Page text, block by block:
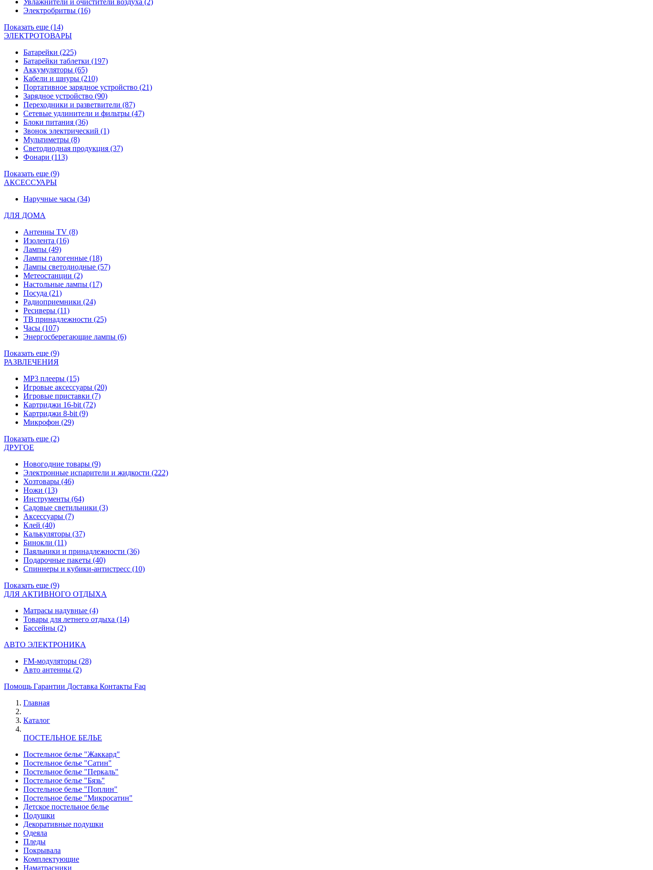
Увлажнители и очистители воздуха (2)
Электробритвы (16)
Показать еще (14)
ЭЛЕКТРОТОВАРЫ
Батарейки (225)
Батарейки таблетки (197)
Аккумуляторы (65)
Кабели и шнуры (210)
Портативное зарядное устройство (21)
Зарядное устройство (90)
Переходники и разветвители (87)
Сетевые удлинители и фильтры (47)
Блоки питания (36)
Звонок электрический (1)
Мультиметры (8)
Светодиодная продукция (37)
Фонари (113)
Показать еще (9)
АКСЕССУАРЫ
Наручные часы (34)
ДЛЯ ДОМА
Антенны TV (8)
Изолента (16)
Лампы (49)
Лампы галогенные (18)
Лампы светодиодные (57)
Метеостанции (2)
Настольные лампы (17)
Посуда (21)
Радиоприемники (24)
Ресиверы (11)
ТВ принадлежности (25)
Часы (107)
Энергосберегающие лампы (6)
Показать еще (9)
РАЗВЛЕЧЕНИЯ
MP3 плееры (15)
Игровые аксессуары (20)
Игровые приставки (7)
Картриджи 16-bit (72)
Картриджи 8-bit (9)
Микрофон (29)
Показать еще (2)
ДРУГОЕ
Новогодние товары (9)
Электронные испарители и жидкости (222)
Хозтовары (46)
Ножи (13)
Инструменты (64)
Садовые светильники (3)
Аксессуары (7)
Клей (40)
Калькуляторы (37)
Бинокли (11)
Паяльники и принадлежности (36)
Подарочные пакеты (40)
Спиннеры и кубики-антистресс (10)
Показать еще (9)
ДЛЯ АКТИВНОГО ОТДЫХА
Матрасы надувные (4)
Товары для летнего отдыха (14)
Бассейны (2)
АВТО ЭЛЕКТРОНИКА
FM-модуляторы (28)
Авто антенны (2)
Помощь Гарантии Доставка Контакты Faq
Главная
Каталог
ПОСТЕЛЬНОЕ БЕЛЬЕ
Постельное белье "Жаккард"
Постельное белье "Сатин"
Постельное белье "Перкаль"
Постельное белье "Бязь"
Постельное белье "Поплин"
Постельное белье "Микросатин"
Детское постельное белье
Подушки
Декоративные подушки
Одеяла
Пледы
Покрывала
Комплектующие
Наматрасники